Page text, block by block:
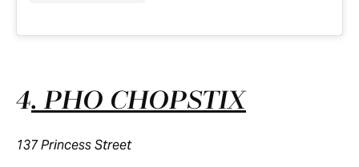
4. PHO CHOPSTIX
137 Princess Street